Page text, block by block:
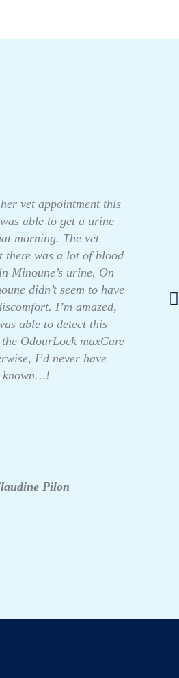
vet appointment this
able to get a urine
morning. The vet
there was a lot of blood
Minoune’s urine. On
didn’t seem to have
I’m amazed,
able to detect this
OdourLock maxCare
I’d never have
known…!
Pilon